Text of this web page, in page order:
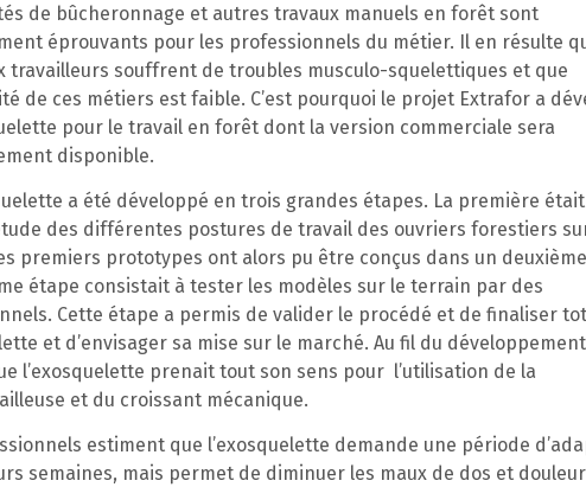
de bûcheronnage et autres travaux manuels en forêt sont
éprouvants pour les professionnels du métier. Il en résulte
travailleurs souffrent de troubles musculo-squelettiques et que
de ces métiers est faible. C’est pourquoi le projet Extrafor a
pour le travail en forêt dont la version commerciale sera
disponible.
a été développé en trois grandes étapes. La première
des différentes postures de travail des ouvriers forestiers
premiers prototypes ont alors pu être conçus dans un
étape consistait à tester les modèles sur le terrain par des
Cette étape a permis de valider le procédé et de finaliser
et d’envisager sa mise sur le marché. Au fil du
l’exosquelette prenait tout son sens pour l’utilisation de la
et du croissant mécanique.
estiment que l’exosquelette demande une période
semaines, mais permet de diminuer les maux de dos et